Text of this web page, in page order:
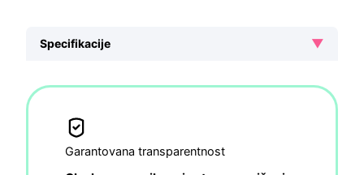
Specifikacije ▼
Garantovana transparentnost